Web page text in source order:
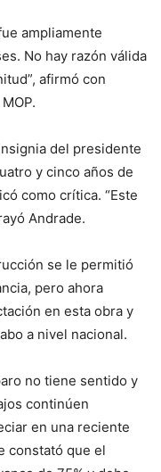
ampliamente
No hay razón válida
afirmó con
del presidente
y cinco años de
como crítica. “Este
Andrade.
se le permitió
pero ahora
en esta obra y
a nivel nacional.
no tiene sentido y
continúen
en una reciente
constató que el